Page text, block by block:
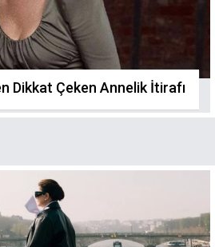
Dikkat Çeken Annelik İtirafı